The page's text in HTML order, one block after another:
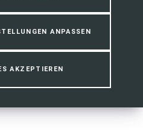
ANPASSEN
AKZEPTIEREN